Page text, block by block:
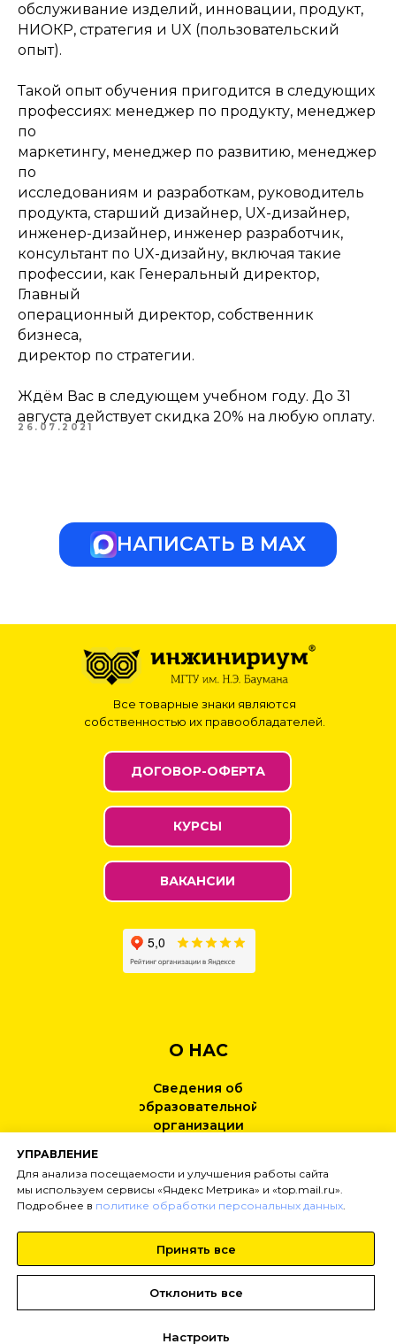
обслуживание изделий, инновации, продукт,
НИОКР, стратегия и UX (пользовательский
опыт).
Такой опыт обучения пригодится в следующих
профессиях: менеджер по продукту, менеджер
по
маркетингу, менеджер по развитию, менеджер
по
исследованиям и разработкам, руководитель
продукта, старший дизайнер, UX-дизайнер,
инженер-дизайнер, инженер разработчик,
консультант по UX-дизайну, включая такие
профессии, как Генеральный директор,
Главный
операционный директор, собственник
бизнеса,
директор по стратегии.
Ждём Вас в следующем учебном году. До 31
августа действует скидка 20% на любую оплату.
26.07.2021
НАПИСАТЬ В МАХ
Все товарные знаки являются
собственностью их правообладателей.
Тел: +7 (499) 495-25-01
О НАС
inginirium-khimki.ru
ВАКАНСИИ
КУРСЫ
Сведения об
образовательной
организации
ДОГОВОР-ОФЕРТА
УПРАВЛЕНИЕ
Для анализа посещаемости и улучшения работы сайта
мы используем сервисы «Яндекс Метрика» и «top.mail.ru».
Подробнее в политике обработки персональных данных
Принять все
Отклонить все
Настроить